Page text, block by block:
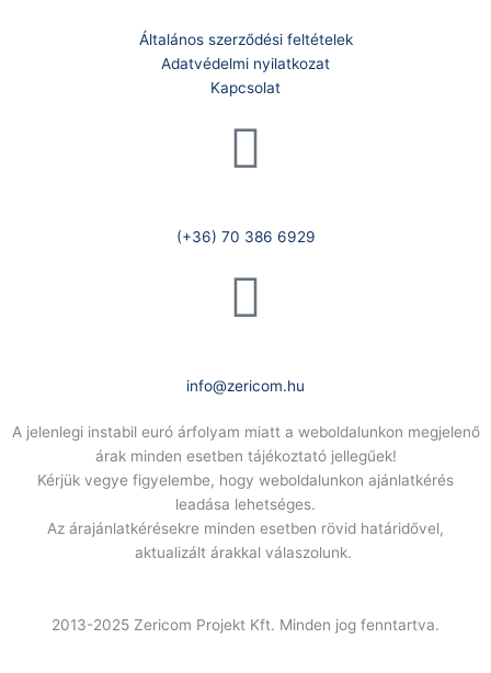
Általános szerződési feltételek
Adatvédelmi nyilatkozat
Kapcsolat
(+36) 70 386 6929
info@zericom.hu
A jelenlegi instabil euró árfolyam miatt a weboldalunkon megjelenő
árak minden esetben tájékoztató jellegűek!
Kérjük vegye figyelembe, hogy weboldalunkon ajánlatkérés
leadása lehetséges.
Az árajánlatkérésekre minden esetben rövid határidővel,
aktualizált árakkal válaszolunk.
2013-2025 Zericom Projekt Kft. Minden jog fenntartva.